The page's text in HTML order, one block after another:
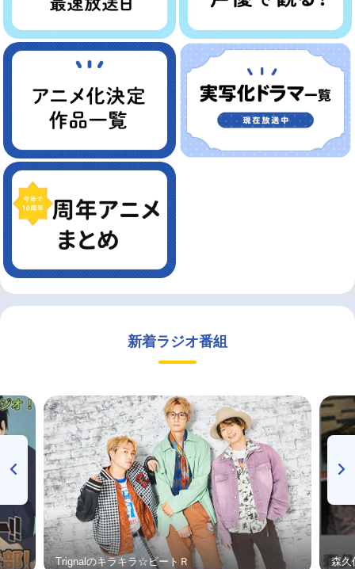
新着ラジオ番組
Trignalのキラキラ☆ビートＲ 森久